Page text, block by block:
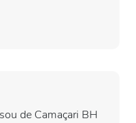
de Camaçari BH